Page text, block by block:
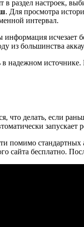
в раздел настроек,
. Для просмотра
интервал.
исчезает
из большинства
надежном источнике.
что делать, если
помимо
сайта бесплатно.